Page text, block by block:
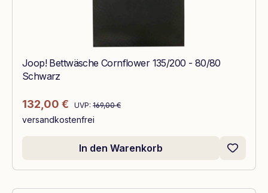
Joop! Bettwäsche Cornflower 135/200 - 80/80
Schwarz
Verkaufspreis:
132,00 € Regulärer Preis:
UVP: 169,00 €
versandkostenfrei
In den Warenkorb